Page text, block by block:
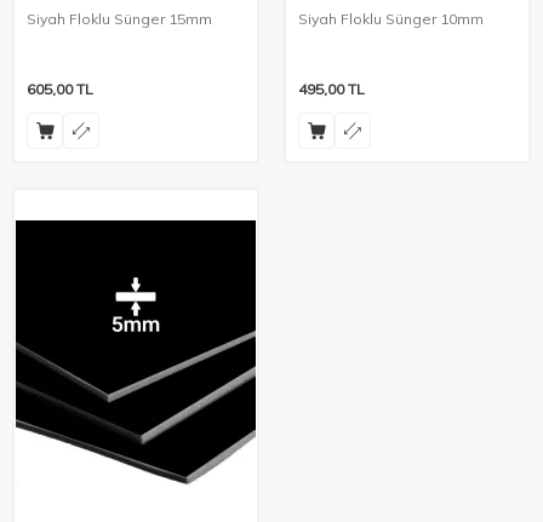
Siyah Floklu Sünger 15mm
605,00TL
Siyah Floklu Sünger 10mm
495,00TL